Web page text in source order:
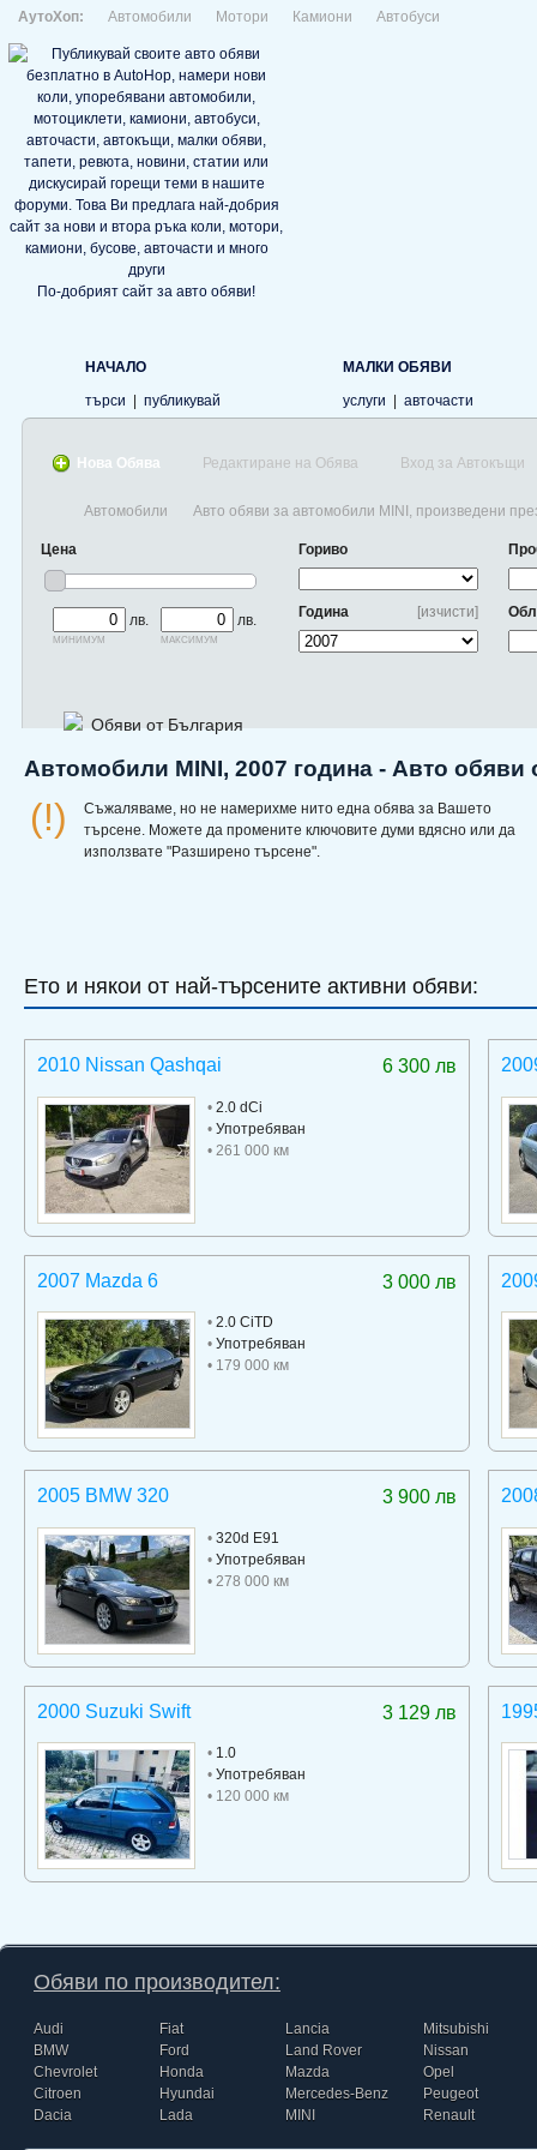
АутоХоп: Автомобили Мотори Камиони Автобуси
По-добрият сайт за авто обяви!
НАЧАЛО
търси
публикувай
МАЛКИ ОБЯВИ
услуги
авточасти
Нова Обява Редактиране на Обява Вход за Автокъщи
Автомобили Авто обяви за автомобили MINI, произведени
Цена
лв.
минимум
лв.
максимум
Гориво
[изчисти]
Година
Обяви от България
Автомобили MINI, 2007 година - Авто обяви
(!)
Съжаляваме, но не намерихме нито една обява за Вашето
търсене. Можете да промените ключовите думи вдясно или да
използвате "Разширено търсене".
Ето и някои от най-търсените активни обяви:
6 300 лв
2010 Nissan Qashqai
• 2.0 dCi
• Употребяван
• 261 000 км
3 000 лв
2007 Mazda 6
• 2.0 CiTD
• Употребяван
• 179 000 км
3 900 лв
2005 BMW 320
• 320d E91
• Употребяван
• 278 000 км
3 129 лв
2000 Suzuki Swift
• 1.0
• Употребяван
• 120 000 км
Обяви по производител:
Audi
BMW
Chevrolet
Citroen
Dacia
Fiat
Ford
Honda
Hyundai
Lada
Lancia
Land Rover
Mazda
Mercedes-Benz
MINI
Mitsubishi
Nissan
Opel
Peugeot
Renault